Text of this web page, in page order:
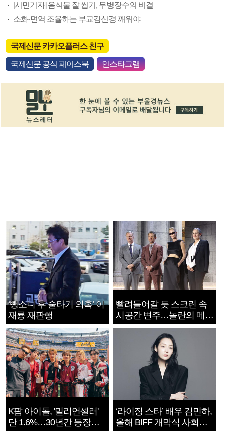
[시민기자] 음식물 잘 씹기, 무병장수의 비결
소화·면역 조율하는 부교감신경 깨워야
국제신문 카카오플러스 친구
국제신문 공식 페이스북 인스타그램
‘뺑소니 후 술타기 의혹’ 이
재룡 재판행
빨려들어갈 듯 스크린 속
시공간 변주…놀란의 메시
지는 ‘전쟁 속죄’
K팝 아이돌, '밀리언셀러'
단 1.6%…30년간 등장
1182개팀 전수조사
‘라이징 스타’ 배우 김민하,
올해 BIFF 개막식 사회자
확정